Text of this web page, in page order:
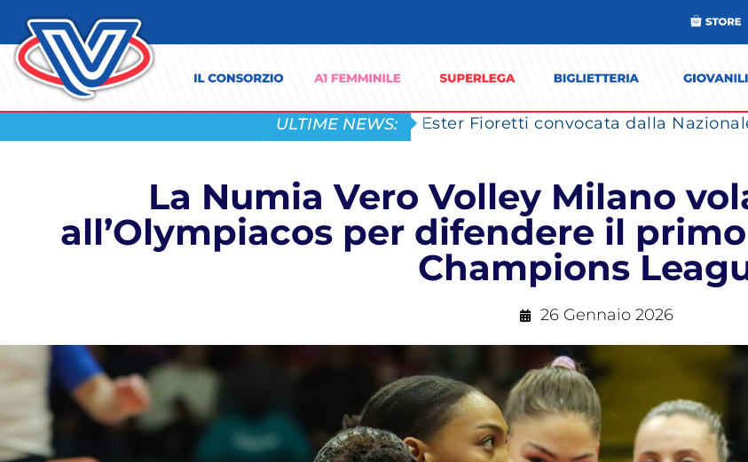
ULTIME NEWS: Ester Fioretti convocata dalla
La Numia Vero Volley Milano
all’Olympiacos per difendere il
Champions
26 Gennaio 2026